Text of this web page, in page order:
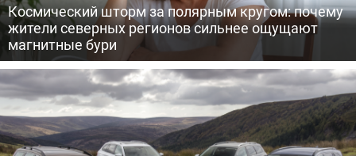
Космический шторм за полярным кругом: почему
жители северных регионов сильнее ощущают
магнитные бури